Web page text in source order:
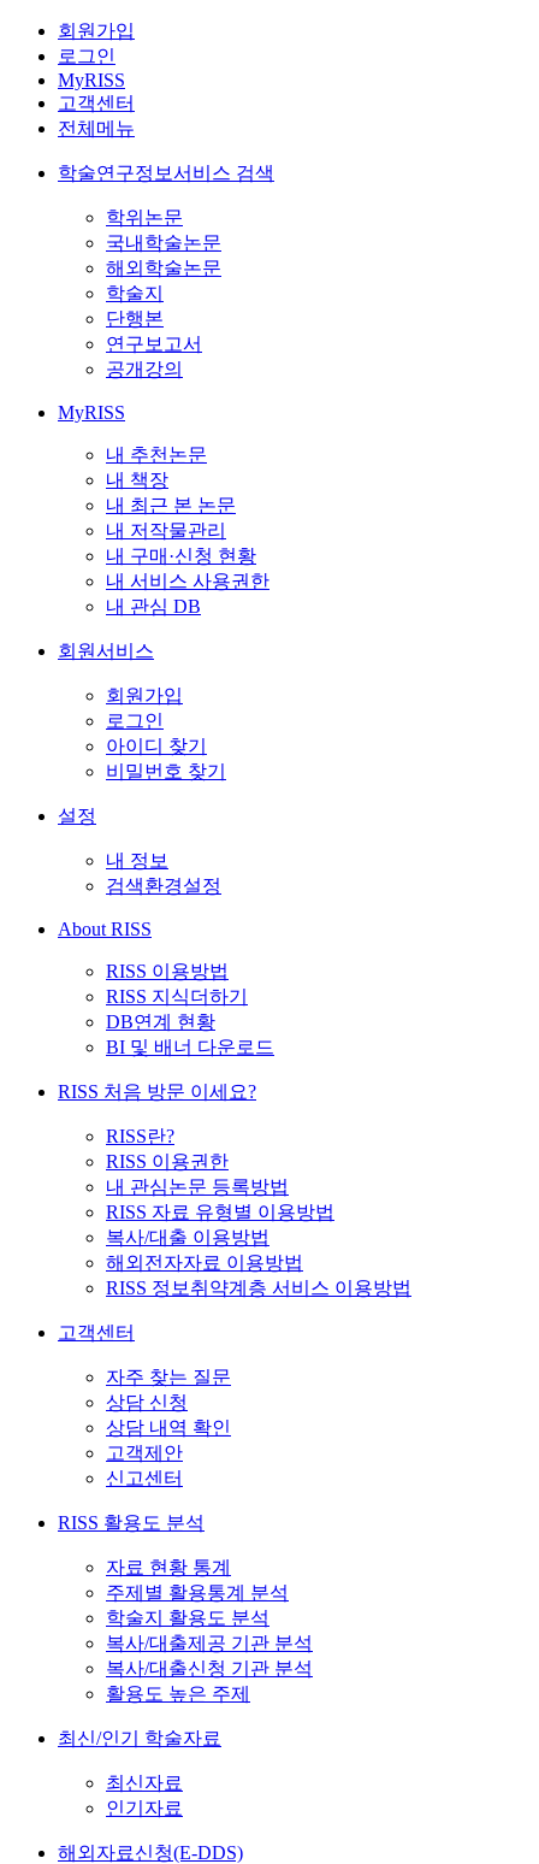
회원가입
로그인
MyRISS
고객센터
전체메뉴
학술연구정보서비스 검색
학위논문
국내학술논문
해외학술논문
학술지
단행본
연구보고서
공개강의
MyRISS
내 추천논문
내 책장
내 최근 본 논문
내 저작물관리
내 구매·신청 현황
내 서비스 사용권한
내 관심 DB
회원서비스
회원가입
로그인
아이디 찾기
비밀번호 찾기
설정
내 정보
검색환경설정
About RISS
RISS 이용방법
RISS 지식더하기
DB연계 현황
BI 및 배너 다운로드
RISS 처음 방문 이세요?
RISS란?
RISS 이용권한
내 관심논문 등록방법
RISS 자료 유형별 이용방법
복사/대출 이용방법
해외전자자료 이용방법
RISS 정보취약계층 서비스 이용방법
고객센터
자주 찾는 질문
상담 신청
상담 내역 확인
고객제안
신고센터
RISS 활용도 분석
자료 현황 통계
주제별 활용통계 분석
학술지 활용도 분석
복사/대출제공 기관 분석
복사/대출신청 기관 분석
활용도 높은 주제
최신/인기 학술자료
최신자료
인기자료
해외자료신청(E-DDS)